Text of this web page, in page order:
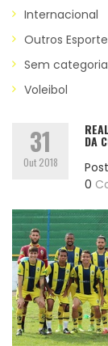
Internacional
Outros
Sem categoria
Voleibol
31
Out 2018
DA
0